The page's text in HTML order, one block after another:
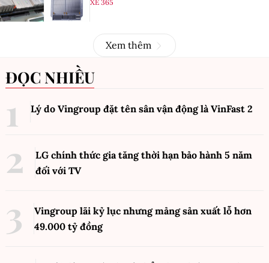
XE 365
Xem thêm
ĐỌC NHIỀU
Lý do Vingroup đặt tên sân vận động là VinFast 2
LG chính thức gia tăng thời hạn bảo hành 5 năm
đối với TV
Vingroup lãi kỷ lục nhưng mảng sản xuất lỗ hơn
49.000 tỷ đồng